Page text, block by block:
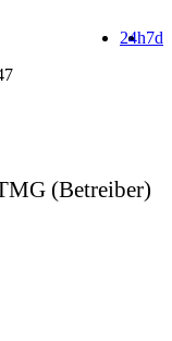
7d
24h
(Betreiber)